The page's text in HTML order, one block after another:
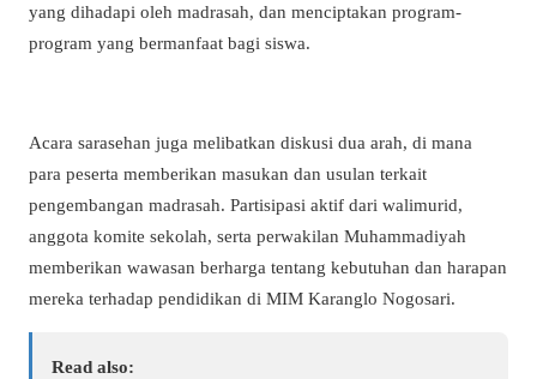
yang dihadapi oleh madrasah, dan menciptakan program-
program yang bermanfaat bagi siswa.
Acara sarasehan juga melibatkan diskusi dua arah, di mana
para peserta memberikan masukan dan usulan terkait
pengembangan madrasah. Partisipasi aktif dari walimurid,
anggota komite sekolah, serta perwakilan Muhammadiyah
memberikan wawasan berharga tentang kebutuhan dan harapan
mereka terhadap pendidikan di MIM Karanglo Nogosari.
Read also: